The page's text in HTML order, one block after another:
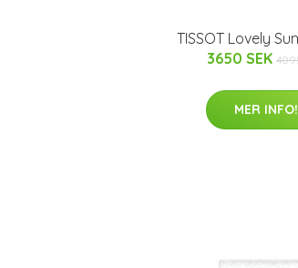
TISSOT Lovely
3650 SEK
MER INFO!